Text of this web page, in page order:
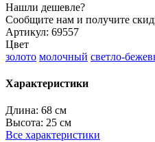
Нашли дешевле?
Сообщите нам и получите
Артикул: 69557
Цвет
золото молочный светло-
Характеристики
Длина: 68 см
Высота: 25 см
Все характеристики